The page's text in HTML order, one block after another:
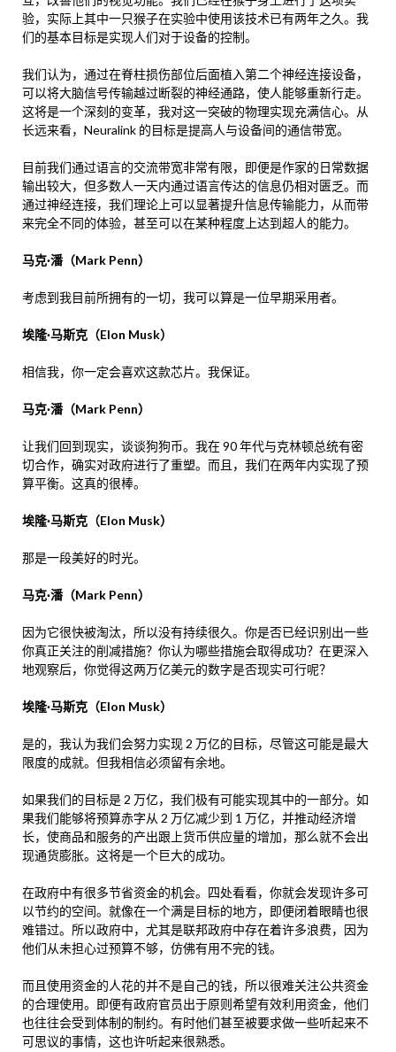
验，实际上其中一只猴子在实验中使用该技术已有两年之久。我
们的基本目标是实现人们对于设备的控制。
我们认为，通过在脊柱损伤部位后面植入第二个神经连接设备，
可以将大脑信号传输越过断裂的神经通路，使人能够重新行走。
这将是一个深刻的变革，我对这一突破的物理实现充满信心。从
长远来看，Neuralink 的目标是提高人与设备间的通信带宽。
目前我们通过语言的交流带宽非常有限，即便是作家的日常数据
输出较大，但多数人一天内通过语言传达的信息仍相对匮乏。而
通过神经连接，我们理论上可以显著提升信息传输能力，从而带
来完全不同的体验，甚至可以在某种程度上达到超人的能力。
马克·潘（Mark Penn）
考虑到我目前所拥有的一切，我可以算是一位早期采用者。
埃隆·马斯克（Elon Musk）
相信我，你一定会喜欢这款芯片。我保证。
马克·潘（Mark Penn）
让我们回到现实，谈谈狗狗币。我在 90 年代与克林顿总统有密
切合作，确实对政府进行了重塑。而且，我们在两年内实现了预
算平衡。这真的很棒。
埃隆·马斯克（Elon Musk）
那是一段美好的时光。
马克·潘（Mark Penn）
因为它很快被淘汰，所以没有持续很久。你是否已经识别出一些
你真正关注的削减措施？你认为哪些措施会取得成功？在更深入
地观察后，你觉得这两万亿美元的数字是否现实可行呢？
埃隆·马斯克（Elon Musk）
是的，我认为我们会努力实现 2 万亿的目标，尽管这可能是最大
限度的成就。但我相信必须留有余地。
如果我们的目标是 2 万亿，我们极有可能实现其中的一部分。如
果我们能够将预算赤字从 2 万亿减少到 1 万亿，并推动经济增
长，使商品和服务的产出跟上货币供应量的增加，那么就不会出
现通货膨胀。这将是一个巨大的成功。
在政府中有很多节省资金的机会。四处看看，你就会发现许多可
以节约的空间。就像在一个满是目标的地方，即便闭着眼睛也很
难错过。所以政府中，尤其是联邦政府中存在着许多浪费，因为
他们从未担心过预算不够，仿佛有用不完的钱。
而且使用资金的人花的并不是自己的钱，所以很难关注公共资金
的合理使用。即便有政府官员出于原则希望有效利用资金，他们
也往往会受到体制的制约。有时他们甚至被要求做一些听起来不
可思议的事情，这也许听起来很熟悉。